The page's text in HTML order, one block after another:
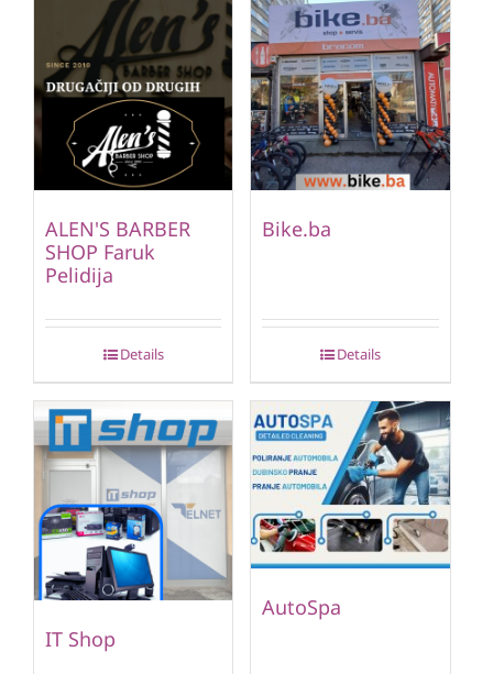
ALEN'S BARBER
SHOP Faruk
Pelidija
Details
Bike.ba
Details
IT Shop
AutoSpa